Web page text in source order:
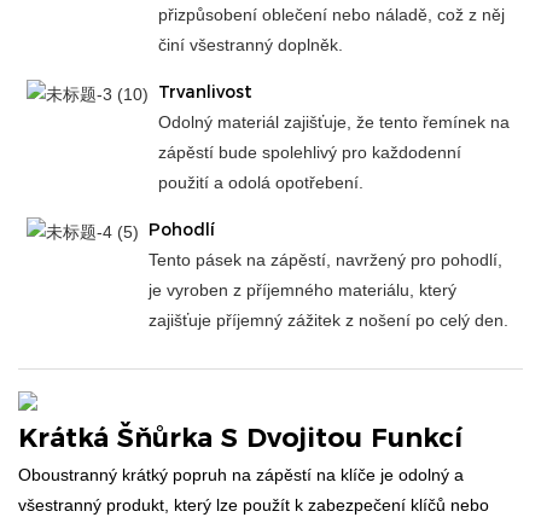
přizpůsobení oblečení nebo náladě, což z něj
činí všestranný doplněk.
Trvanlivost
Odolný materiál zajišťuje, že tento řemínek na
zápěstí bude spolehlivý pro každodenní
použití a odolá opotřebení.
Pohodlí
Tento pásek na zápěstí, navržený pro pohodlí,
je vyroben z příjemného materiálu, který
zajišťuje příjemný zážitek z nošení po celý den.
Krátká Šňůrka S Dvojitou Funkcí
Oboustranný krátký popruh na zápěstí na klíče je odolný a
všestranný produkt, který lze použít k zabezpečení klíčů nebo